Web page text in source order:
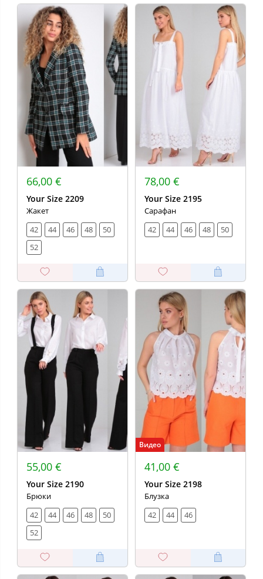
66,00 €
Your Size 2209
Жакет
42
44 46 48
50
52
78,00 €
Your Size 2195
Сарафан
42
44 46 48 50
55,00 €
Your Size 2190
Брюки
42
44 46 48
50
52
Видео
41,00 €
Your Size 2198
Блузка
42
44 46